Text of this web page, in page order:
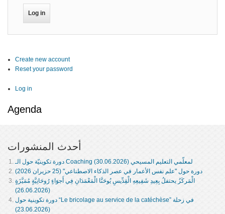
Create new account
Reset your password
Log in
Agenda
أحدث المنشورات
دورة تكوينيّة حول الـ Coaching لمعلّمي التعليم المسيحي (30.06.2026)
دورة حول "علم نفس الأعمار في عصر الذكاء الاصطناعي" (25 حزيران 2026)
الْمَركَزُ يحتفلُ بِعِيدِ شَفِيعِهِ الْقِدِّيسِ يُوحَنَّا الْمَعْمَدَانِ فِي أَجوَاءٍ رُوحَانِيَّةٍ مُمَيَّزَةٍ
(26.06.2026)
دورة تكوينية حول “Le bricolage au service de la catéchèse” في زحلة
(23.06.2026)